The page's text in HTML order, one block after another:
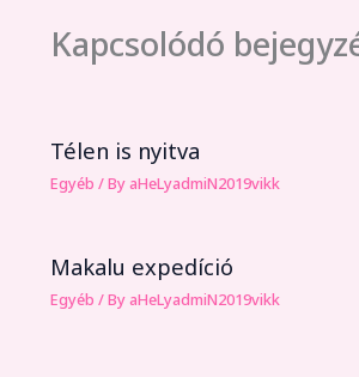
Kapcsolódó
Télen is nyitva
Egyéb / ByaHeLyadmiN2019vikk
Makalu expedíció
Egyéb / ByaHeLyadmiN2019vikk